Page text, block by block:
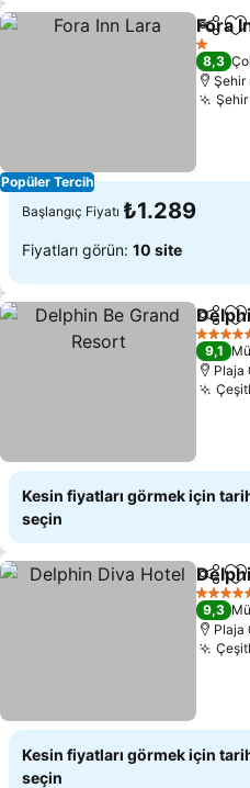
Popüler Tercih
Paylaş
Fora
1 Yıldız
8,3
Şehir
Başlangıç Fiyatı ₺1.289
Fiyatları görün: 10 site
Paylaş
5 Yıldız
9,1
Plaja
Kesin fiyatları görmek için
seçin
Paylaş
5 Yıldız
9,3
Plaja
Kesin fiyatları görmek için
seçin